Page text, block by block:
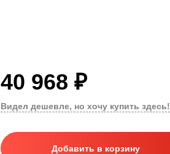
40 968 ₽
Видел дешевле, но хочу купить здесь!
Добавить в корзину